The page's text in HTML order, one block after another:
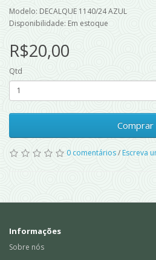
Modelo: DECALQUE 1140/24 AZUL
Disponibilidade: Em estoque
R$20,00
Qtd
Comprar
0 comentários/Escreva
Informações
Sobre nós